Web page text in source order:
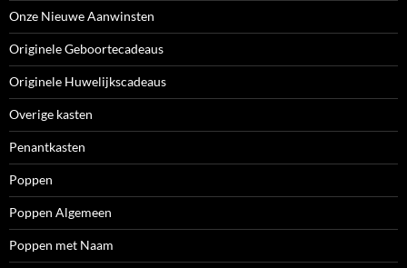
Onze Nieuwe Aanwinsten
Originele Geboortecadeaus
Originele Huwelijkscadeaus
Overige kasten
Penantkasten
Poppen
Poppen Algemeen
Poppen met Naam